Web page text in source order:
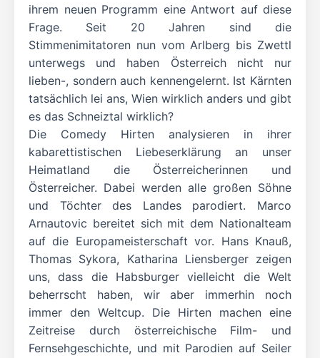
ihrem neuen Programm eine Antwort auf diese
Frage. Seit 20 Jahren sind die
Stimmenimitatoren nun vom Arlberg bis Zwettl
unterwegs und haben Österreich nicht nur
lieben-, sondern auch kennengelernt. Ist Kärnten
tatsächlich lei ans, Wien wirklich anders und gibt
es das Schneiztal wirklich?
Die Comedy Hirten analysieren in ihrer
kabarettistischen Liebeserklärung an unser
Heimatland die Österreicherinnen und
Österreicher. Dabei werden alle großen Söhne
und Töchter des Landes parodiert. Marco
Arnautovic bereitet sich mit dem Nationalteam
auf die Europameisterschaft vor. Hans Knauß,
Thomas Sykora, Katharina Liensberger zeigen
uns, dass die Habsburger vielleicht die Welt
beherrscht haben, wir aber immerhin noch
immer den Weltcup. Die Hirten machen eine
Zeitreise durch österreichische Film- und
Fernsehgeschichte, und mit Parodien auf Seiler